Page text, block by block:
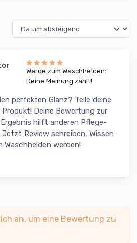
Werde zum Waschhelden:
Deine Meinung zählt!
perfekten Glanz? Teile deine
Deine Bewertung zur
hilft anderen Pflege-
Jetzt Review schreiben, Wissen
werden!
an, um eine Bewertung zu